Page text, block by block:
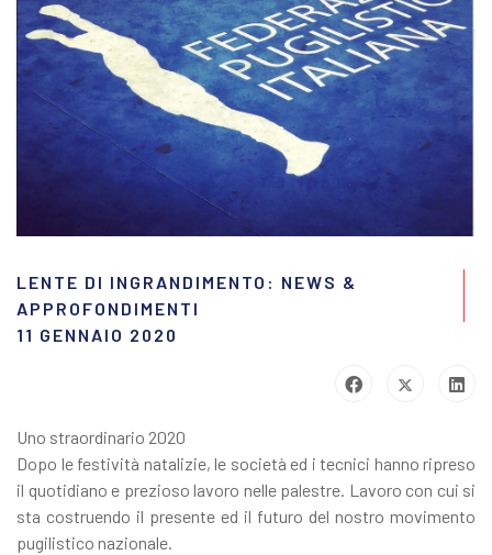
LENTE DI INGRANDIMENTO: NEWS &
APPROFONDIMENTI
11 GENNAIO 2020
Uno straordinario 2020
Dopo le festività natalizie, le società ed i tecnici hanno ripreso
il quotidiano e prezioso lavoro nelle palestre. Lavoro con cui si
sta costruendo il presente ed il futuro del nostro movimento
pugilistico nazionale.